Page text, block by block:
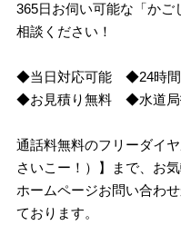
365日お伺い可能な「か
相談ください！
◆当日対応可能 ◆24時間
◆お見積り無料 ◆水道局
通話料無料のフリーダイ
さいこー！）】まで、お
ホームページお問い合わ
ております。